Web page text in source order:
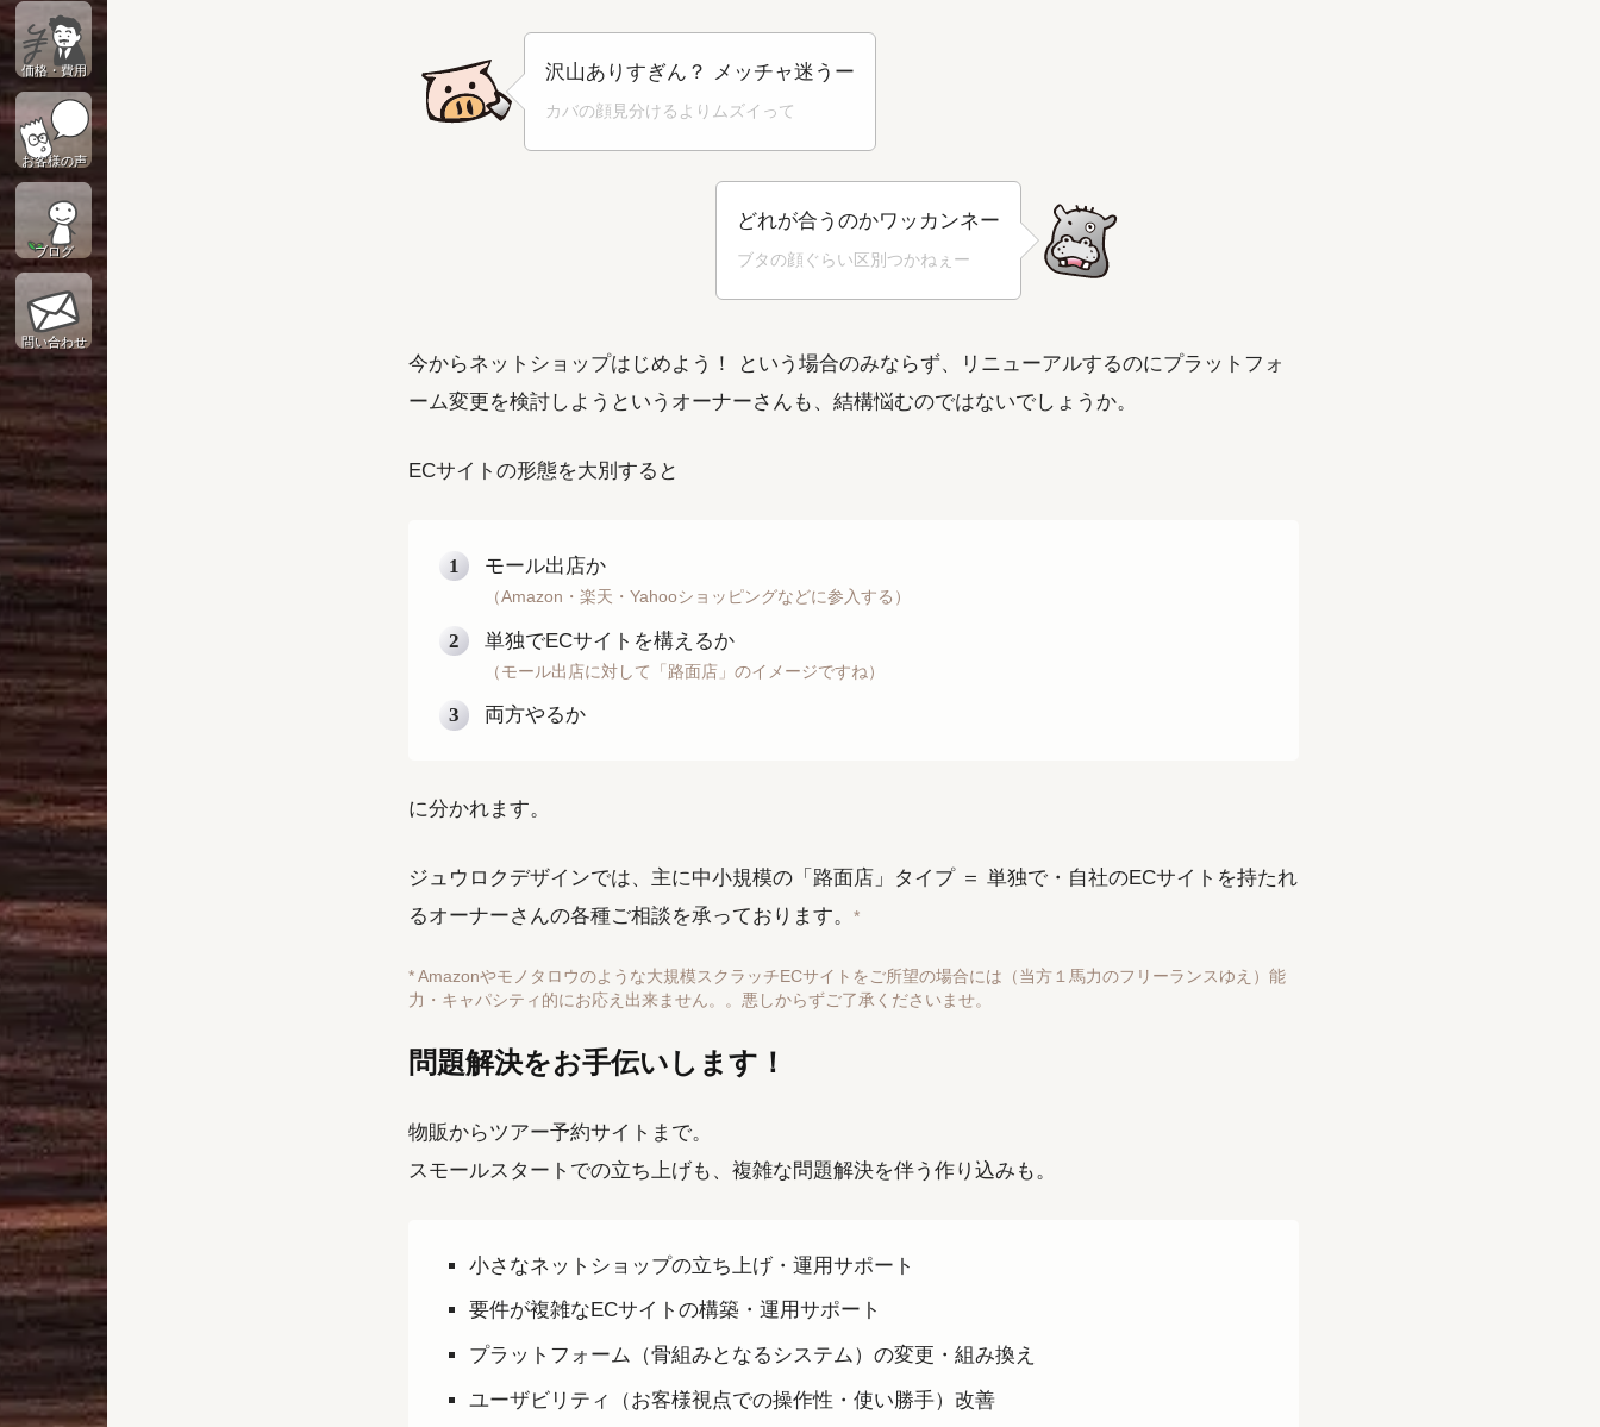
価格・費用
お客様の声
ブログ
問い合わせ
沢山ありすぎん？ メッチャ迷うー
カバの顔見分けるよりムズイって
どれが合うのかワッカンネー
ブタの顔ぐらい区別つかねぇー
今からネットショップはじめよう！ という場合のみならず、リニューアルするのにプラットフォ
ーム変更を検討しようというオーナーさんも、結構悩むのではないでしょうか。
ECサイトの形態を大別すると
モール出店か
（Amazon・楽天・Yahooショッピングなどに参入する）
単独でECサイトを構えるか
（モール出店に対して「路面店」のイメージですね）
両方やるか
に分かれます。
ジュウロクデザインでは、主に中小規模の「路面店」タイプ ＝ 単独で・自社のECサイトを持たれ
るオーナーさんの各種ご相談を承っております。
*
* Amazonやモノタロウのような大規模スクラッチECサイトをご所望の場合には（当方１馬力のフリーランスゆえ）能
力・キャパシティ的にお応え出来ません。。悪しからずご了承くださいませ。
問題解決をお手伝いします！
物販からツアー予約サイトまで。
スモールスタートでの立ち上げも、複雑な問題解決を伴う作り込みも。
小さなネットショップの立ち上げ・運用サポート
要件が複雑なECサイトの構築・運用サポート
プラットフォーム（骨組みとなるシステム）の変更・組み換え
ユーザビリティ（お客様視点での操作性・使い勝手）改善